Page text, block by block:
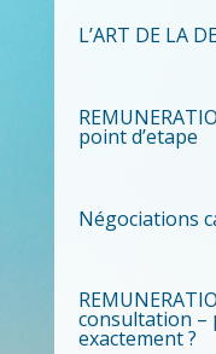
L’ART DE LA
point d’etape
Négociations
consultation –
exactement ?